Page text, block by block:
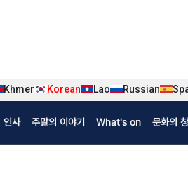
Khmer Korean Lao Russian
인사 주말의 이야기 What's on 문화의 창